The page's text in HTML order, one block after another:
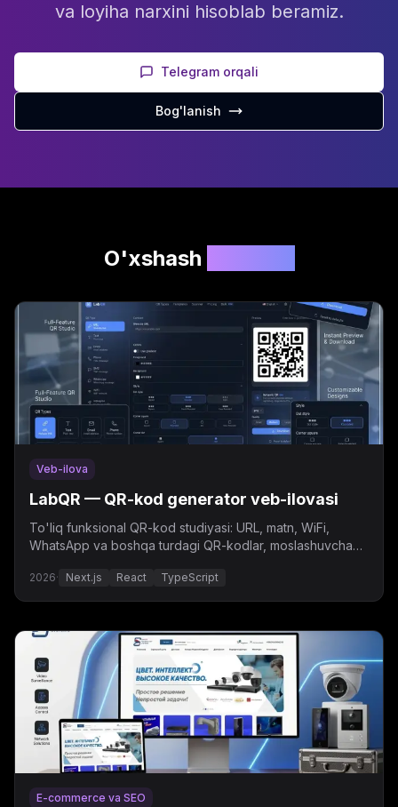
va loyiha narxini hisoblab beramiz.
Telegram orqali
Bog'lanish
O'xshash
Veb-ilova
LabQR — QR-kod generator veb-ilovasi
To'liq funksional QR-kod studiyasi: URL, matn, WiFi,
WhatsApp va boshqa turdagi QR-kodlar, moslashuvchan
2026· Next.js React TypeScript
E-commerce va SEO